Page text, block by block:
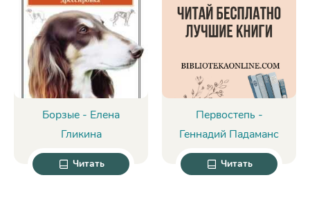
Борзые - Елена
Гликина
Читать
Первостепь -
Геннадий Падаманс
Читать